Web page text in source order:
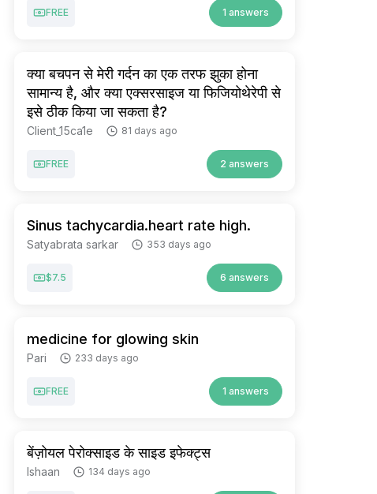
FREE 1 answers
क्या बचपन से मेरी गर्दन का एक तरफ झुका होना
सामान्य है, और क्या एक्सरसाइज या फिजियोथेरेपी से
इसे ठीक किया जा सकता है?
Client_15ca1e 81 days ago
FREE 2 answers
Sinus tachycardia.heart rate high.
Satyabrata sarkar 353 days ago
$7.5 6 answers
medicine for glowing skin
Pari 233 days ago
FREE 1 answers
बेंज़ोयल पेरोक्साइड के साइड इफेक्ट्स
Ishaan 134 days ago